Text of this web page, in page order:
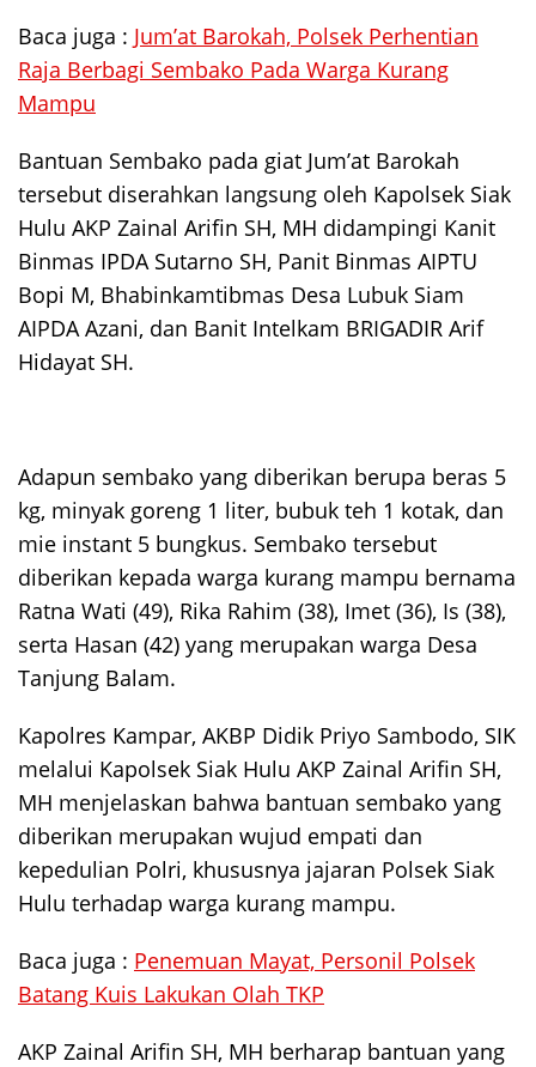
Baca juga : Jum’at Barokah, Polsek Perhentian
Raja Berbagi Sembako Pada Warga Kurang
Mampu
Bantuan Sembako pada giat Jum’at Barokah
tersebut diserahkan langsung oleh Kapolsek Siak
Hulu AKP Zainal Arifin SH, MH didampingi Kanit
Binmas IPDA Sutarno SH, Panit Binmas AIPTU
Bopi M, Bhabinkamtibmas Desa Lubuk Siam
AIPDA Azani, dan Banit Intelkam BRIGADIR Arif
Hidayat SH.
Adapun sembako yang diberikan berupa beras 5
kg, minyak goreng 1 liter, bubuk teh 1 kotak, dan
mie instant 5 bungkus. Sembako tersebut
diberikan kepada warga kurang mampu bernama
Ratna Wati (49), Rika Rahim (38), Imet (36), Is (38),
serta Hasan (42) yang merupakan warga Desa
Tanjung Balam.
Kapolres Kampar, AKBP Didik Priyo Sambodo, SIK
melalui Kapolsek Siak Hulu AKP Zainal Arifin SH,
MH menjelaskan bahwa bantuan sembako yang
diberikan merupakan wujud empati dan
kepedulian Polri, khususnya jajaran Polsek Siak
Hulu terhadap warga kurang mampu.
Baca juga : Penemuan Mayat, Personil Polsek
Batang Kuis Lakukan Olah TKP
AKP Zainal Arifin SH, MH berharap bantuan yang